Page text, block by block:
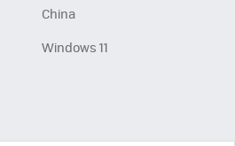
China
Windows 11